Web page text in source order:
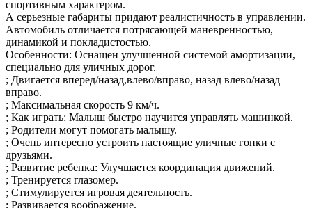
спортивным характером.
А серьезные габариты придают реалистичность в управлении.
Автомобиль отличается потрясающей маневренностью,
динамикой и покладистостью.
Особенности: Оснащен улучшенной системой амортизации,
специально для уличных дорог.
; Двигается вперед/назад,влево/вправо, назад влево/назад
вправо.
; Максимальная скорость 9 км/ч.
; Как играть: Малыш быстро научится управлять машинкой.
; Родители могут помогать малышу.
; Очень интересно устроить настоящие уличные гонки с
друзьями.
; Развитие ребенка: Улучшается координация движений.
; Тренируется глазомер.
; Стимулируется игровая деятельность.
; Развивается воображение.